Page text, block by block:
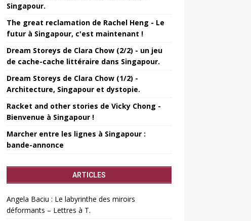
Singapour.
The great reclamation de Rachel Heng - Le
futur à Singapour, c'est maintenant !
Dream Storeys de Clara Chow (2/2) - un jeu
de cache-cache littéraire dans Singapour.
Dream Storeys de Clara Chow (1/2) -
Architecture, Singapour et dystopie.
Racket and other stories de Vicky Chong -
Bienvenue à Singapour !
Marcher entre les lignes à Singapour :
bande-annonce
ARTICLES
Angela Baciu : Le labyrinthe des miroirs
déformants – Lettres à T.